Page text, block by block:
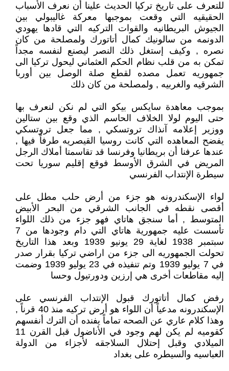
للتعرف على تاريخ تركيا الحديث علينا أن نعرف الأسباب
الحقيقيه التي وقعت بموجبها معركة غاليبولي بين
الجيوش البريطانيه والقوات التركيه التي قادها يهودي
الدونمه من سالونيك كمال أتاتورك ولمصلحة من كان
نصره , وكيف إستغل ذلك النصر ليصنع لنفسه مجداً
تمكن به من قلب نظام الحكم العثماني ليحول تركيا الى
جمهوريه تعمل مصده لقطع صلة الوصل بين أوربا
الشرقيه والغربيه , ولمصلحة من كان ذلك
بموجب معاهدة سايكس بيكو التي لم نكن لنعرف بها
حتى اليوم لولا الخلاف الحاسم الذي وقع بين ستالين
ووزير إعلامه آنذاك تروتسكي , مما جعل تروتسكي
يفضح المعاهده التي كانت روسيا القيصريه طرفاً فيها ,
عندها عرفنا أن بريطانيا وفرنسا قد تقاسمتا أملاك الرجل
المريض في الشرق الأوسط فوقع إقليم سوريا تحت
سيطرة الإنتداب الفرنسي
لواء الإسكندرونه هو جزء من أرض حلب مطل على
أقصى نقطه في الجانب الشرقي من البحر الأبيض
المتوسط , أما سنجق هاتاي فهو جزء من ذلك اللواء
تأسست عليه جمهورية هاتاي التي دام وجودها من 7
سبتمبر 1938 لغاية 29 يونيو 1939 وبعد هذا التاريخ
تحولت الجمهوريه الى جزء من اراضي تركيا بقرار صدر
في 7 يوليو 1939 وتم تنفيذه في 23 يوليو 1939 وضمت
إليه مقاطعات أخرى هي إرزين ودورتيول وحسا
رفض كمال أتاتورك قبول الإنتداب الفرنسي على
الإسكندرونه مدعياً أن اللواء هو أرض تركيه منذ 40 قرناً ,
وهذا كلام عاري عن الصحه تماماً يفنده أن الترك أنفسهم
كقوميه لم يكن لهم وجود في الأناضول قبل القرن 11
الميلادي وقبل إحتلال السلاجقه لأجزاء من الدولة
العباسيه والسيطره على بغداد